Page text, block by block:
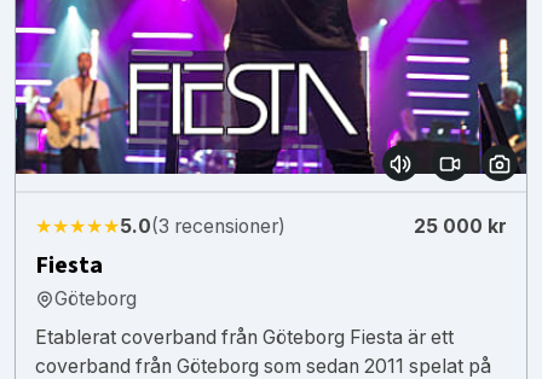
★★★★★5.0(3 recensioner) 25 000 kr
Fiesta
Göteborg
Etablerat coverband från Göteborg Fiesta är ett
coverband från Göteborg som sedan 2011 spelat på